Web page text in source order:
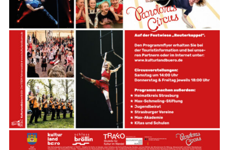
Ласкаво просимо до Штрасбурга (Уккермарк)
مرحبًا بكم في شتراسبورغ (أوكرمارك)
Bine ați venit în Strasburg (Uckermark)
Online-Bewerbungen
Sprache/Language